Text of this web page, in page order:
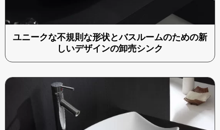
ユニークな不規則な形状とバスルームのための新
しいデザインの卸売シンク